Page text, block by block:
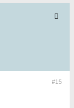
#15